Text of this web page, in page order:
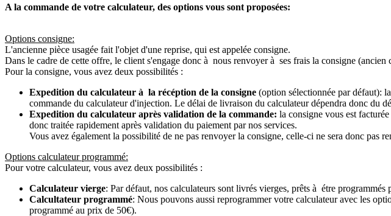
A la commande de votre calculateur, des options vous sont proposées:
Options consigne:
L'ancienne pièce usagée fait l'objet d'une reprise, qui est appelée consigne.
Dans le cadre de cette offre, le client s'engage donc à nous renvoyer à ses frais la consigne
Pour la consigne, vous avez deux possibilités :
Expedition du calculateur à la récéption de la consigne (option sélectionnée par défaut):
commande du calculateur d'injection. Le délai de livraison du calculateur dépendra donc du
Expedition du calculateur après validation de la commande: la consigne vous est
donc traitée rapidement après validation du paiement par nos services.
Vous avez également la possibilité de ne pas renvoyer la consigne, celle-ci ne sera donc pas
Options calculateur programmé:
Pour votre calculateur, vous avez deux possibilités :
Calculateur vierge: Par défaut, nos calculateurs sont livrés vierges, prêts à étre
Calcultateur programmé: Nous pouvons aussi reprogrammer votre calculateur avec les
programmé au prix de 50€).